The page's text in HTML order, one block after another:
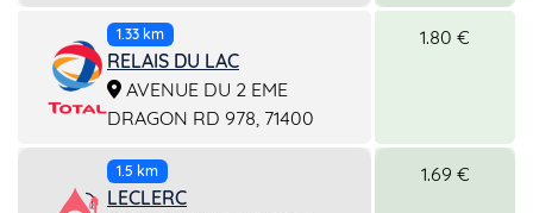
1.33 km
RELAIS DU LAC
AVENUE DU 2 EME
DRAGON RD 978, 71400
1.80 €
1.5 km
LECLERC
1.69 €